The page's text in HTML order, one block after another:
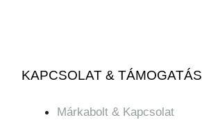
KAPCSOLAT & TÁMOGATÁS
Márkabolt & Kapcsolat